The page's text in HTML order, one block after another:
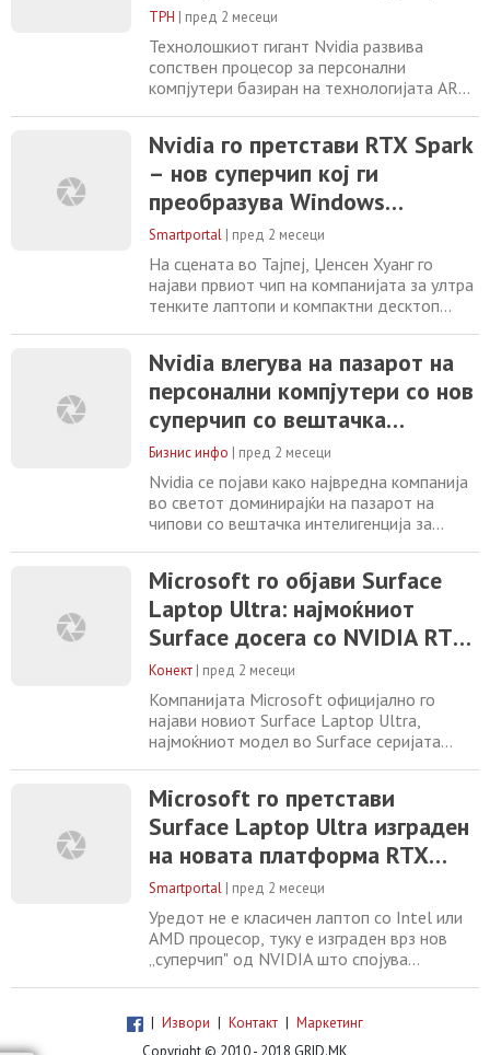
ТРН | пред 2 месеци
Технолошкиот гигант Nvidia развива
сопствен процесор за персонални
компјутери базиран на технологијата ARM,
Новиот процесор ќе биде дизајниран да ги
извршува најнапредните функции со
вештачка интелигенција директно на
компјутерите на корисниците. Овој
стратешки потег на Nvidia,
Nvidia го претстави RTX Spark
– нов суперчип кој ги
преобразува Windows
компјутерите за ерата на
персоналните вештачки
агенти
Smartportal | пред 2 месеци
На сцената во Тајпеј, Џенсен Хуанг го
најави првиот чип на компанијата за ултра
тенките лаптопи и компактни десктоп
Nvidia влегува на пазарот на
персонални компјутери со нов
суперчип со вештачка
интелигенција
Бизнис инфо | пред 2 месеци
Nvidia се појави како највредна компанија
во светот доминирајќи на пазарот на
чипови со вештачка интелигенција за
служат како главен процесор за
персонални компјутери, влегувајќи во
арена долго доминирана од Intel,
Advanced Micro Devices, Qualcomm и Apple.
За време на воведниот
Microsoft го објави Surface
Laptop Ultra: најмоќниот
Surface досега со NVIDIA RTX
Spark
Конект | пред 2 месеци
Компанијата Microsoft официјално го
најави новиот Surface Laptop Ultra,
најмоќниот модел во Surface серијата
Новиот 15-инчен уред ја напушта
експерименталната насока на претходните
Surface модели и се позиционира како
класичен high-end лаптоп за
професионалци. Клучната новина
Microsoft го претстави
Surface Laptop Ultra изграден
на новата платформа RTX
Spark од NVIDIA
Smartportal | пред 2 месеци
Уредот не е класичен лаптоп со Intel или
AMD процесор, туку е изграден врз нов
„суперчип" од NVIDIA што спојува
што работат со вештачка интелигенција
| Извори | Контакт | Маркетинг
Copyright © 2010 - 2018 GRID.MK